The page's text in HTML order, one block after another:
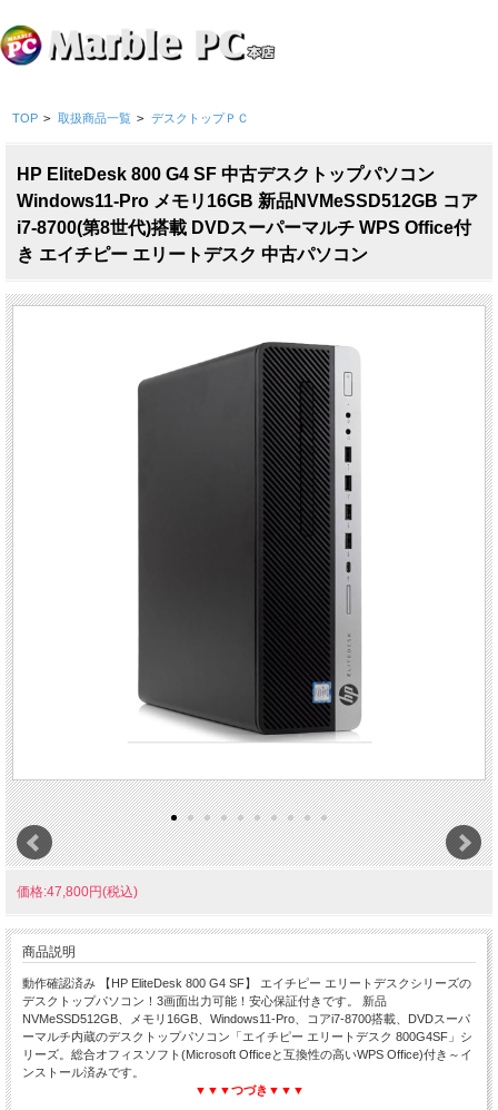
TOP > 取扱商品一覧 > デスクトップＰＣ
HP EliteDesk 800 G4 SF 中古デスクトップパソコン
Windows11-Pro メモリ16GB 新品NVMeSSD512GB コア
i7-8700(第8世代)搭載 DVDスーパーマルチ WPS Office付
き エイチピー エリートデスク 中古パソコン
価格:47,800円(税込)
商品説明
動作確認済み 【HP EliteDesk 800 G4 SF】 エイチピー エリートデスクシリーズの
デスクトップパソコン！3画面出力可能！安心保証付きです。 新品
NVMeSSD512GB、メモリ16GB、Windows11-Pro、コアi7-8700搭載、DVDスーパ
ーマルチ内蔵のデスクトップパソコン「エイチピー エリートデスク 800G4SF」シ
リーズ。総合オフィスソフト(Microsoft Officeと互換性の高いWPS Office)付き～イ
ンストール済みです。
▼▼▼つづき▼▼▼